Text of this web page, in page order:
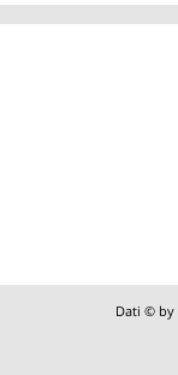
Dati © by